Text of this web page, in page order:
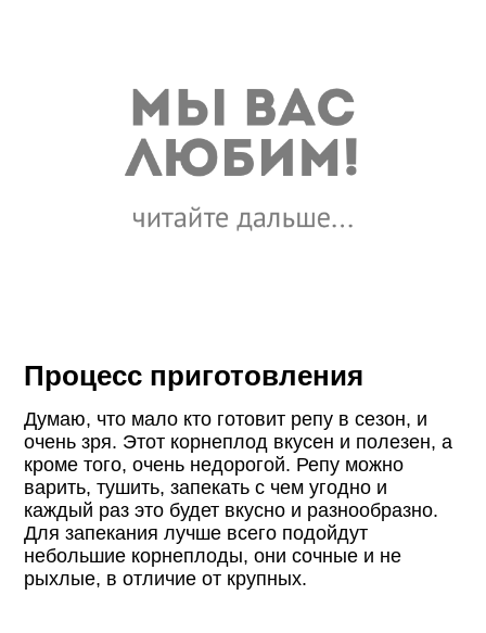
Процесс приготовления
Думаю, что мало кто готовит репу в сезон, и
очень зря. Этот корнеплод вкусен и полезен, а
кроме того, очень недорогой. Репу можно
варить, тушить, запекать с чем угодно и
каждый раз это будет вкусно и разнообразно.
Для запекания лучше всего подойдут
небольшие корнеплоды, они сочные и не
рыхлые, в отличие от крупных.